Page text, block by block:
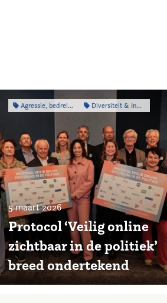
Agressie, bedreiging & intimidatie Diversiteit & Inclusiviteit
5 maart 2026
Protocol ‘Veilig online
zichtbaar in de politiek’
breed ondertekend